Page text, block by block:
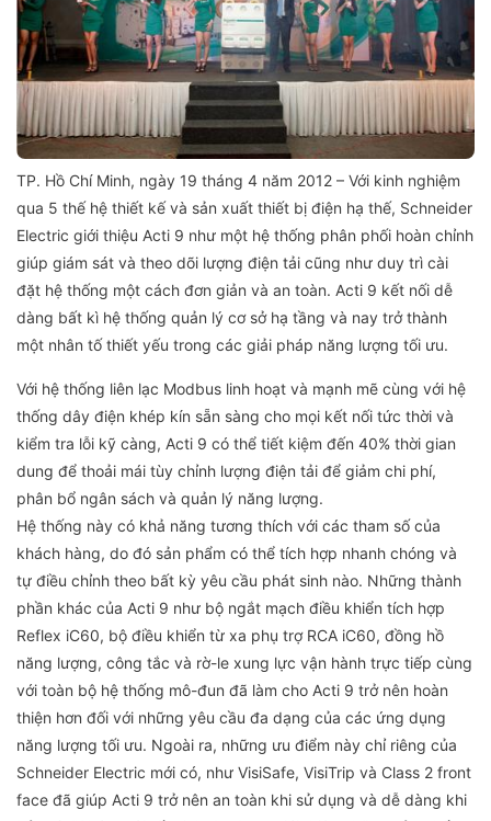
TP. Hồ Chí Minh, ngày 19 tháng 4 năm 2012 – Với kinh nghiệm
qua 5 thế hệ thiết kế và sản xuất thiết bị điện hạ thế, Schneider
Electric giới thiệu Acti 9 như một hệ thống phân phối hoàn chỉnh
giúp giám sát và theo dõi lượng điện tải cũng như duy trì cài
đặt hệ thống một cách đơn giản và an toàn. Acti 9 kết nối dễ
dàng bất kì hệ thống quản lý cơ sở hạ tầng và nay trở thành
một nhân tố thiết yếu trong các giải pháp năng lượng tối ưu.
Với hệ thống liên lạc Modbus linh hoạt và mạnh mẽ cùng với hệ
thống dây điện khép kín sẵn sàng cho mọi kết nối tức thời và
kiểm tra lỗi kỹ càng, Acti 9 có thể tiết kiệm đến 40% thời gian
dung để thoải mái tùy chỉnh lượng điện tải để giảm chi phí,
phân bổ ngân sách và quản lý năng lượng.
Hệ thống này có khả năng tương thích với các tham số của
khách hàng, do đó sản phẩm có thể tích hợp nhanh chóng và
tự điều chỉnh theo bất kỳ yêu cầu phát sinh nào. Những thành
phần khác của Acti 9 như bộ ngắt mạch điều khiển tích hợp
Reflex iC60, bộ điều khiển từ xa phụ trợ RCA iC60, đồng hồ
năng lượng, công tắc và rờ-le xung lực vận hành trực tiếp cùng
với toàn bộ hệ thống mô-đun đã làm cho Acti 9 trở nên hoàn
thiện hơn đối với những yêu cầu đa dạng của các ứng dụng
năng lượng tối ưu. Ngoài ra, những ưu điểm này chỉ riêng của
Schneider Electric mới có, như VisiSafe, VisiTrip và Class 2 front
face đã giúp Acti 9 trở nên an toàn khi sử dụng và dễ dàng khi